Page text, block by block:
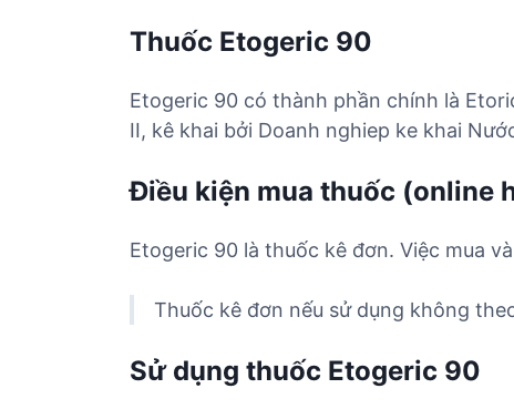
Thuốc Etogeric 90
Etogeric 90 có thành phần chính là
II, kê khai bởi Doanh nghiep ke khai
Điều kiện mua thuốc (online
Etogeric 90 là thuốc kê đơn. Việc mua
Thuốc kê đơn nếu sử dụng không
Sử dụng thuốc Etogeric 90